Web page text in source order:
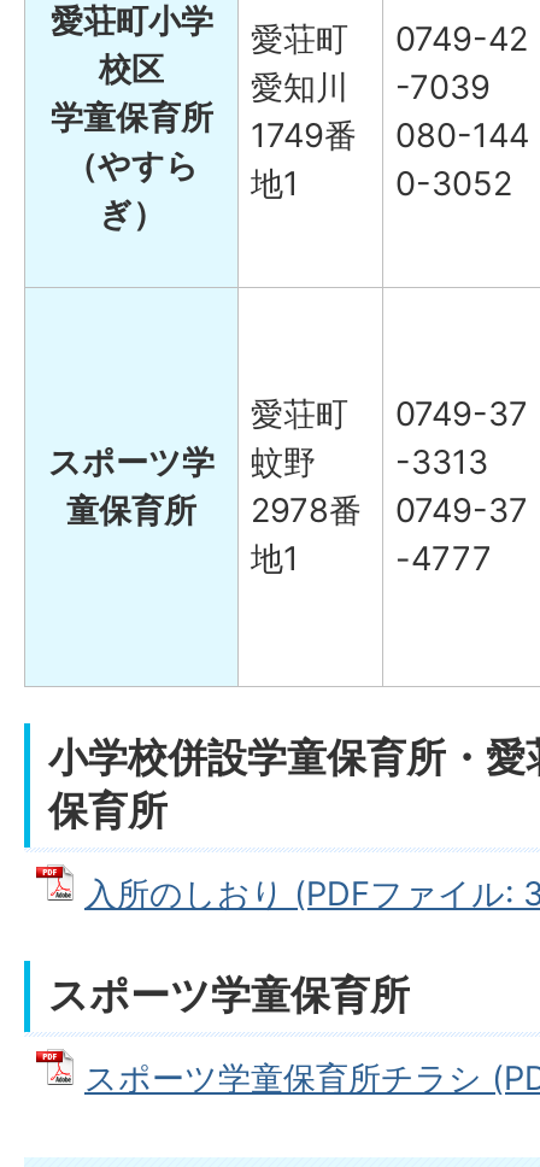
愛荘町小学
校区
学童保育所
（やすら
ぎ）
愛荘町
愛知川
1749番
地1
0749-42
-7039
080-144
0-3052
スポーツ学
童保育所
愛荘町
蚊野
2978番
地1
0749-37
-3313
0749-37
-4777
小学校併設学童保育所・
保育所
入所のしおり (PDFファイル:
スポーツ学童保育所
スポーツ学童保育所チラシ